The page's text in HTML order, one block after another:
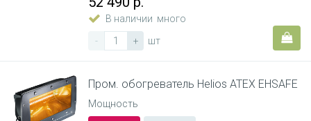
В наличии много
-
+ шт
Пром. обогреватель Helios ATEX EHSAFE
Мощность